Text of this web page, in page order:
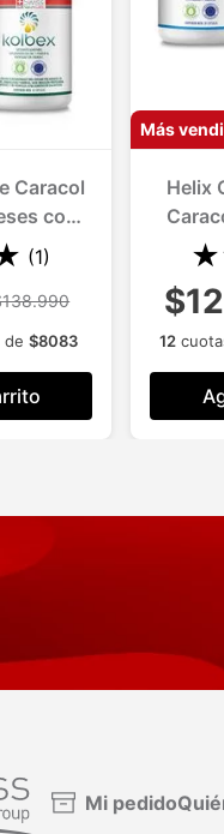
Caracol
con
(1)
de$8083
Más
Helix
★
12
Mi pedido